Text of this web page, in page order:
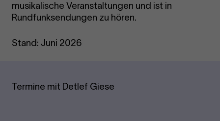
musikalische Veranstaltungen und ist in
Rundfunksendungen zu hören.
Stand: Juni 2026
Termine mit Detlef Giese